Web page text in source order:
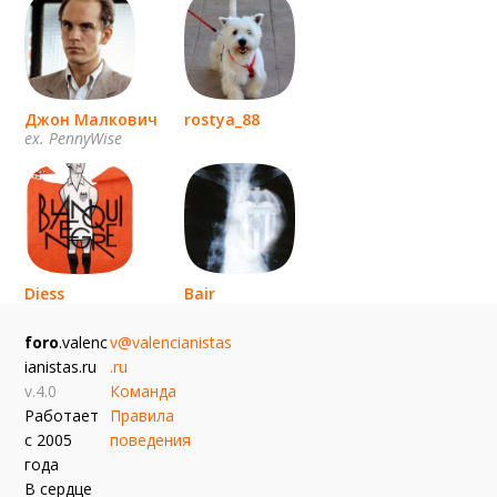
Джон Малкович
ex. PennyWise
rostya_88
Diess
Bair
foro.valenc
ianistas.ru
v.4.0
Работает
с 2005
года
В сердце
v@valencianistas
.ru
Команда
Правила
поведения